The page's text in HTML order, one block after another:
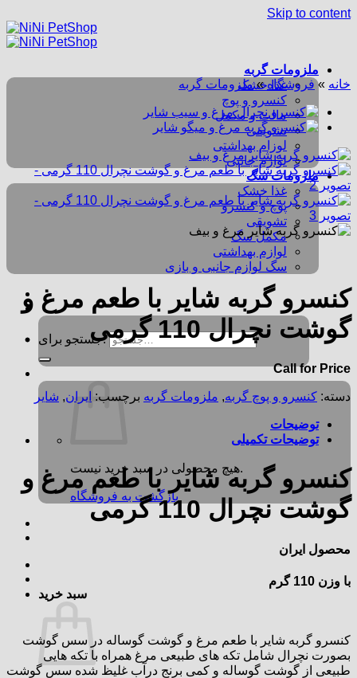
Skip to content
ملزومات گربه
غذا خشک
کنسرو و پوچ
مالت و مکمل
تشویقی
لوزام بهداشتی
لوازم جانبی
ملزومات سگ
غذا خشک
پوچ و کنسرو
تشویقی
مکمل سگ
لوازم بهداشتی
سگ لوازم جانبی و بازی
جستجو برای:
هیچ محصولی در سبد خرید نیست.
بازگشت به فروشگاه
سبد خرید
خانه » فروشگاه » ملزومات گربه
کنسرو گربه شایر با طعم مرغ و
گوشت نچرال 110 گرمی
Call for Price
دسته: کنسرو و پوچ گربه, ملزومات گربه برچسب: ایران, شایر
توضیحات
توضیحات تکمیلی
کنسرو گربه شایر با طعم مرغ و
گوشت نچرال 110 گرمی
محصول ایران
با وزن 110 گرم
کنسرو گربه شایر با طعم مرغ و گوشت گوساله در سس گوشت
بصورت نچرال شامل تکه‌ های طبیعی مرغ همراه با تکه‌ هایی
طبیعی از گوشت گوساله و کمی برنج درآب غلیظ شده سس گوشت